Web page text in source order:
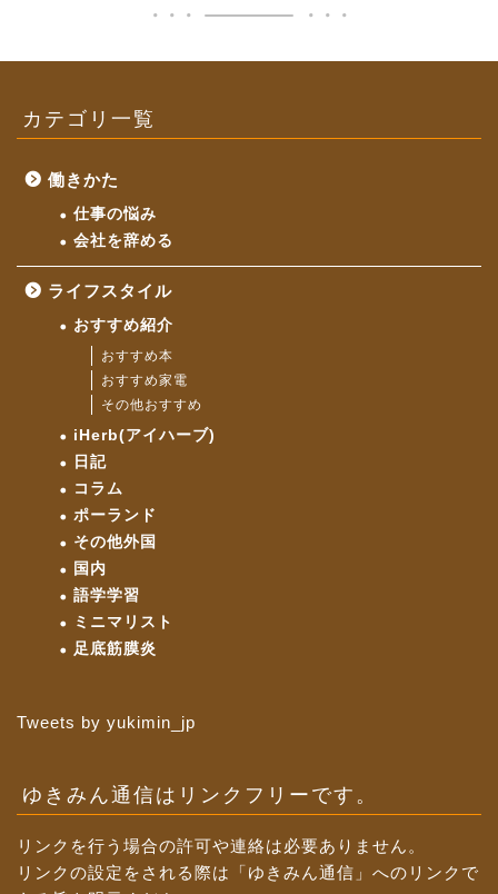
カテゴリ一覧
働きかた
仕事の悩み
会社を辞める
ライフスタイル
おすすめ紹介
おすすめ本
おすすめ家電
その他おすすめ
iHerb(アイハーブ)
日記
コラム
ポーランド
その他外国
国内
語学学習
ミニマリスト
足底筋膜炎
Tweets by yukimin_jp
ゆきみん通信はリンクフリーです。
リンクを行う場合の許可や連絡は必要ありません。
リンクの設定をされる際は「ゆきみん通信」へのリンクで